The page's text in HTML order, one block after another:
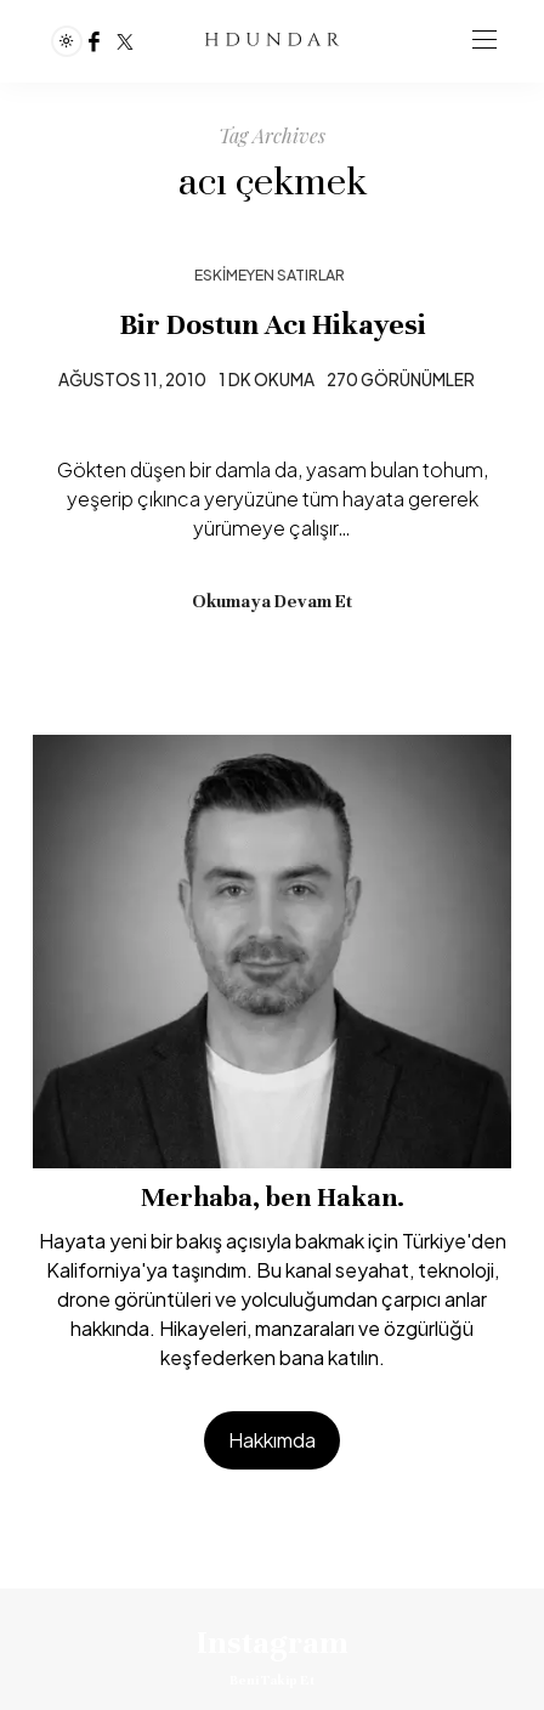
Tag Archives
acı çekmek
ESKIMEYEN SATIRLAR
Bir Dostun Acı Hikayesi
AĞUSTOS 11, 2010 1 DK OKUMA 270 GÖRÜNÜMLER
Gökten düşen bir damla da, yasam bulan tohum,
yeşerip çıkınca yeryüzüne tüm hayata gererek
yürümeye çalışır…
Okumaya Devam Et
Merhaba, ben Hakan.
Hayata yeni bir bakış açısıyla bakmak için Türkiye'den
Kaliforniya'ya taşındım. Bu kanal seyahat, teknoloji,
drone görüntüleri ve yolculuğumdan çarpıcı anlar
hakkında. Hikayeleri, manzaraları ve özgürlüğü
keşfederken bana katılın.
Hakkımda